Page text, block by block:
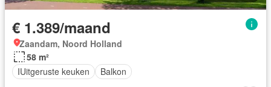
€ 1.389/maand
Zaandam, Noord Holland
58 m²
IUitgeruste keuken
Balkon